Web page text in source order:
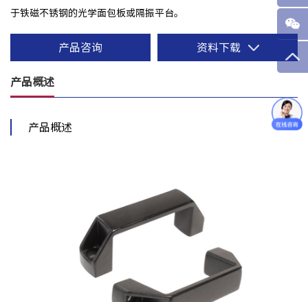
于铁磁不锈钢的光学面包板或隔振平台。
产品咨询 资料下载
产品概述
产品概述